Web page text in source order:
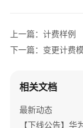
产
品
绍
计
费
上一篇：计费样例
下一篇：变更计费
相关文档
最新动态